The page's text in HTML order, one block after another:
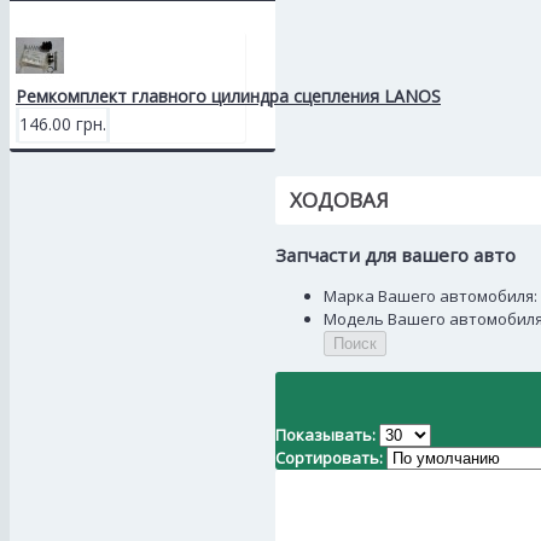
Ремкомплект главного цилиндра сцепления LANOS
146.00 грн.
ХОДОВАЯ
Запчасти для вашего авто
Марка Вашего автомобиля:
Модель Вашего
Поиск
Показывать:
Сортировать: